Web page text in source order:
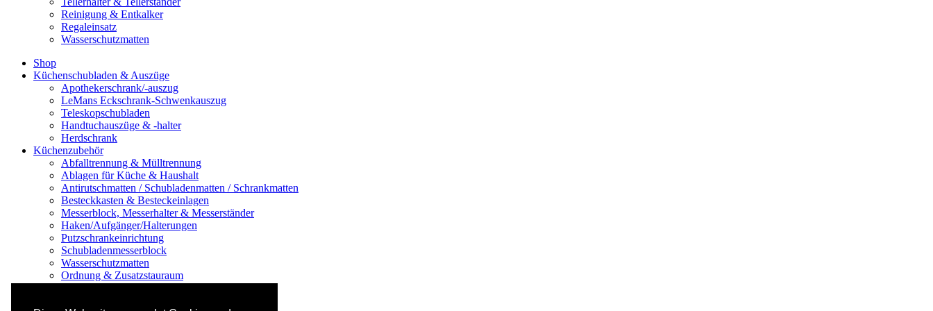
Reinigung & Entkalker
Regaleinsatz
Wasserschutzmatten
Shop
Küchenschubladen & Auszüge
Apothekerschrank/-auszug
LeMans Eckschrank-Schwenkauszug
Teleskopschubladen
Handtuchauszüge & -halter
Herdschrank
Küchenzubehör
Abfalltrennung & Mülltrennung
Ablagen für Küche & Haushalt
Antirutschmatten / Schubladenmatten / Schrankmatten
Besteckkasten & Besteckeinlagen
Messerblock, Messerhalter & Messerständer
Haken/Aufgänger/Halterungen
Putzschrankeinrichtung
Schubladenmesserblock
Wasserschutzmatten
Ordnung & Zusatzstauraum